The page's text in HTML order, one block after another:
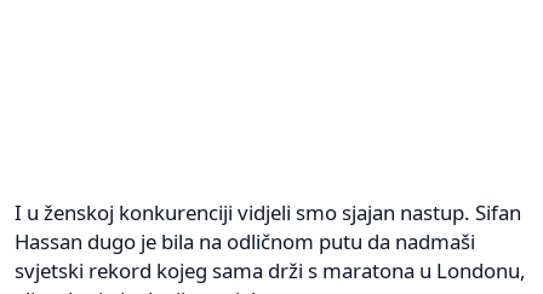
I u ženskoj konkurenciji vidjeli smo sjajan nastup. Sifan
Hassan dugo je bila na odličnom putu da nadmaši
svjetski rekord kojeg sama drži s maratona u Londonu,